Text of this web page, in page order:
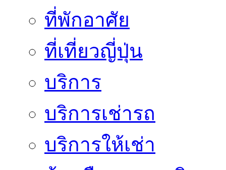
ที่พักอาศัย
ที่เที่ยวญี่ปุ่น
บริการ
บริการเช่ารถ
บริการให้เช่า